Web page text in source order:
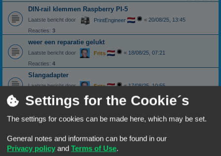
DIN-rail klemmen Raspberry PI-5
Laatste bericht door PrintEngineer « 20/08/25, 13:45
Reacties: 3
weer een reparatie gelukt
Laatste bericht door Frits « 18/08/25, 07:21
Reacties: 4
Slangadapter
Laatste bericht door Frits «17/08/25, 10:55
Reacties:2
De dagen van de week klok
Laatste bericht door
07/08/25, 14:46
Reacties:
1e ASA print op Bambu P1S
Settings for the Cookie´s
The settings for cookies can be made here, which may be set.
General notes and information can be found in our
Privacy policy and Terms of Use.